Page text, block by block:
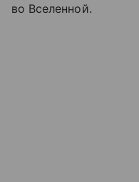
во Вселенной.